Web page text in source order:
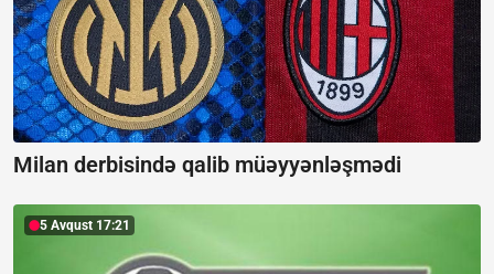
Milan derbisində qalib müəyyənləşmədi
5 Avqust 17:21